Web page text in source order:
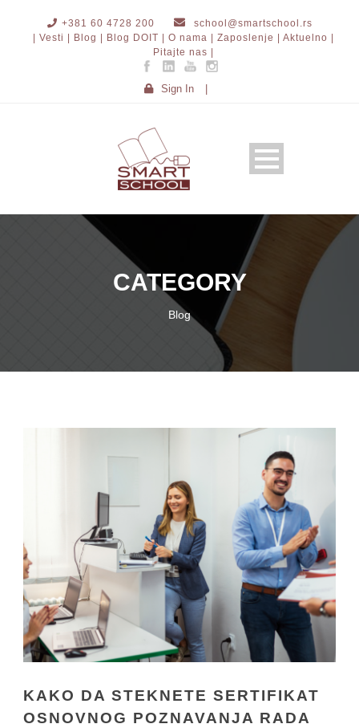
+381 60 4728 200
school@smartschool.rs
| Vesti |
Blog | Blog DOIT | O nama | Zaposlenje |
Aktuelno |
Pitajte nas |
Sign In
CATEGORY
Blog
KAKO DA STEKNETE SERTIFIKAT
OSNOVNOG POZNAVANJA RADA